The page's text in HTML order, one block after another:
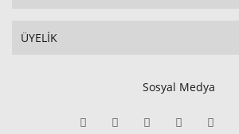
ÜYELİK
Sosyal Medya